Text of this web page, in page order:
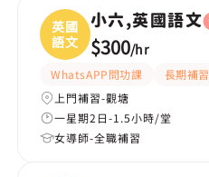
英國
語文
小六,英國語文
$300/hr
WhatsAPP問功課 長期補習
上門補習-觀塘
一星期2日-1.5小時/堂
女導師-全職補習